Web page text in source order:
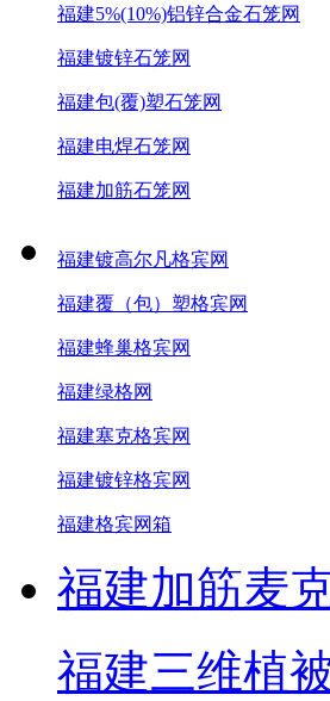
福建5%(10%)铝锌合金石笼网
福建镀锌石笼网
福建包(覆)塑石笼网
福建电焊石笼网
福建加筋石笼网
福建镀高尔凡格宾网
福建覆（包）塑格宾网
福建蜂巢格宾网
福建绿格网
福建塞克格宾网
福建镀锌格宾网
福建格宾网箱
福建加筋麦
福建三维植